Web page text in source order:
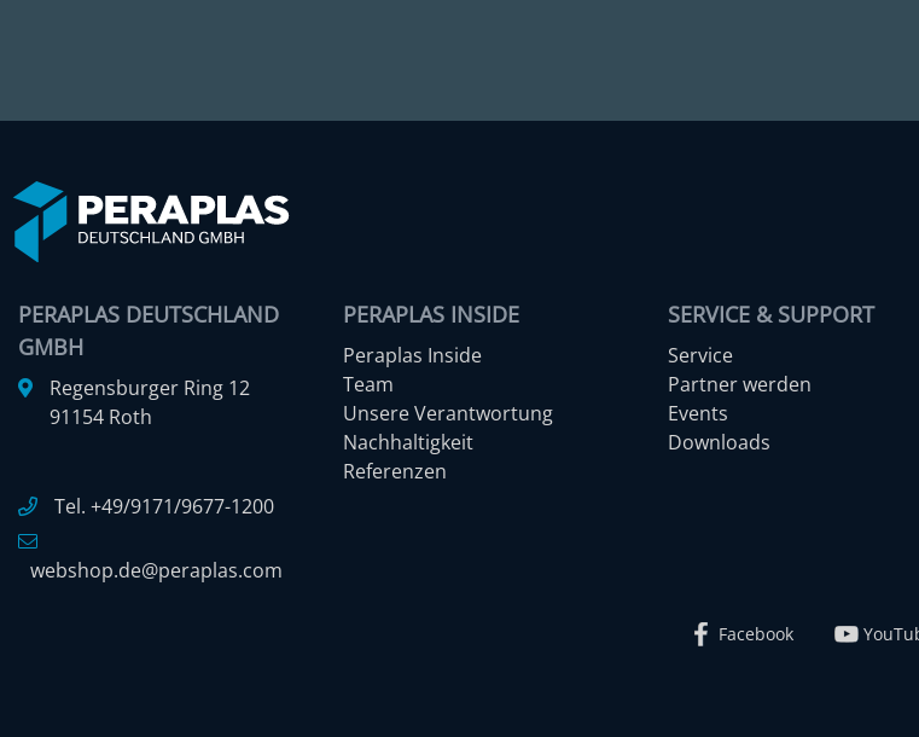
PERAPLAS DEUTSCHLAND
GMBH
Regensburger Ring 12
91154 Roth
Tel. +49/9171/9677-1200
webshop.de@peraplas.com
PERAPLAS INSIDE
Peraplas Inside
Team
Unsere Verantwortung
Nachhaltigkeit
Referenzen
SERVICE & SUPPORT
Service
Partner werden
Events
Downloads
Facebook